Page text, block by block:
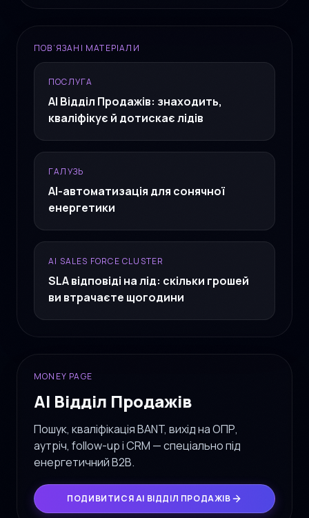
ПОВ’ЯЗАНІ МАТЕРІАЛИ
ПОСЛУГА
AI Відділ Продажів: знаходить,
кваліфікує й дотискає лідів
ГАЛУЗЬ
AI-автоматизація для сонячної
енергетики
AI SALES FORCE CLUSTER
SLA відповіді на лід: скільки грошей
ви втрачаєте щогодини
MONEY PAGE
AI Відділ Продажів
Пошук, кваліфікація BANT, вихід на ОПР,
аутріч, follow-up і CRM — спеціально під
енергетичний B2B.
ПОДИВИТИСЯ AI ВІДДІЛ ПРОДАЖІВ